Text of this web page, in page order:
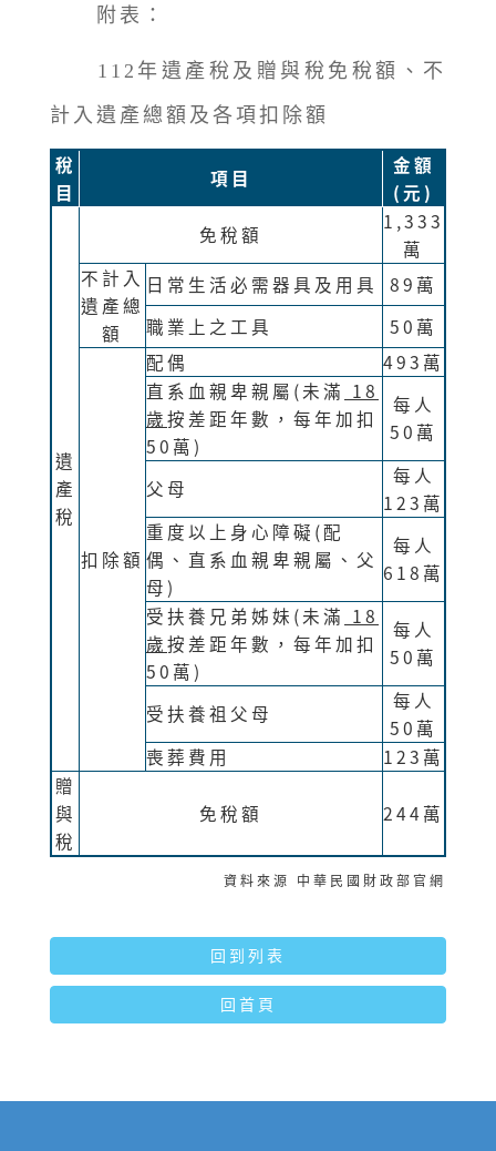
附表：
112年遺產稅及贈與稅免稅額、不
計入遺產總額及各項扣除額
稅
目
項目
金額
(元)
遺
產
稅
免稅額
1,333
萬
不計入
遺產總
額
日常生活必需器具及用具
89萬
職業上之工具
50萬
扣除額
配偶
493萬
直系血親卑親屬(未滿 18
歲按差距年數，每年加扣
50萬)
每人
50萬
父母
每人
123萬
重度以上身心障礙(配
偶、直系血親卑親屬、父
母)
每人
618萬
受扶養兄弟姊妹(未滿 18
歲按差距年數，每年加扣
50萬)
每人
50萬
受扶養祖父母
每人
50萬
喪葬費用
123萬
贈
與
稅
免稅額 244萬
資料來源 中華民國財政部官網
回到列表
回首頁